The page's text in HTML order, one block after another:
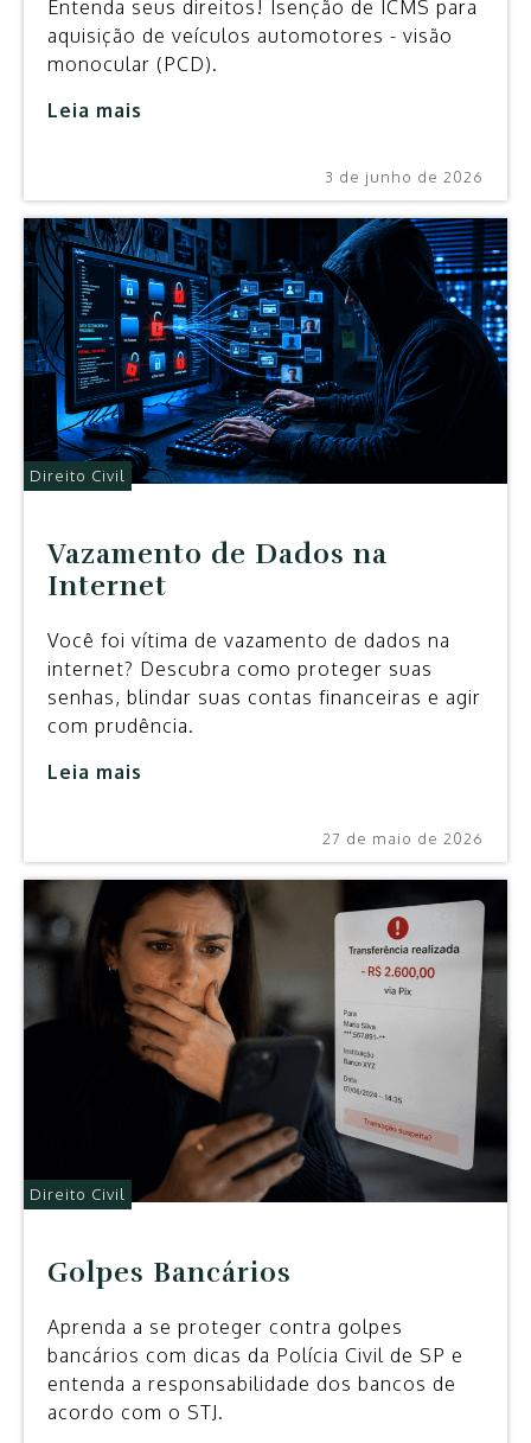
Entenda seus direitos! Isenção de ICMS para
aquisição de veículos automotores - visão
monocular (PCD).
Leia mais
3 de junho de 2026
Direito Civil
Vazamento de Dados na
Internet
Você foi vítima de vazamento de dados na
internet? Descubra como proteger suas
senhas, blindar suas contas financeiras e agir
com prudência.
Leia mais
27 de maio de 2026
Direito Civil
Golpes Bancários
Aprenda a se proteger contra golpes
bancários com dicas da Polícia Civil de SP e
entenda a responsabilidade dos bancos de
acordo com o STJ.